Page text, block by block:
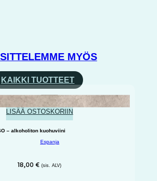
MYÖS
KAIKKI TUOTTEET
KUIVA
LISÄÄ OSTOSKORIIN
– alkoholiton kuohuviini
Espanja
18,00€ (sis. ALV)